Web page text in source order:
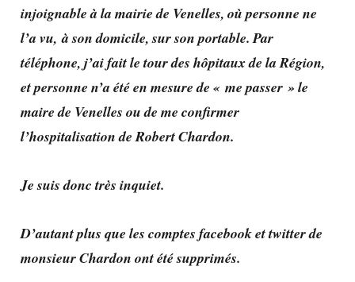
injoignable à la mairie de Venelles, où personne ne
l’a vu, à son domicile, sur son portable. Par
téléphone, j’ai fait le tour des hôpitaux de la Région,
et personne n’a été en mesure de « me passer » le
maire de Venelles ou de me confirmer
l’hospitalisation de Robert Chardon.
Je suis donc très inquiet.
D’autant plus que les comptes facebook et twitter de
monsieur Chardon ont été supprimés.